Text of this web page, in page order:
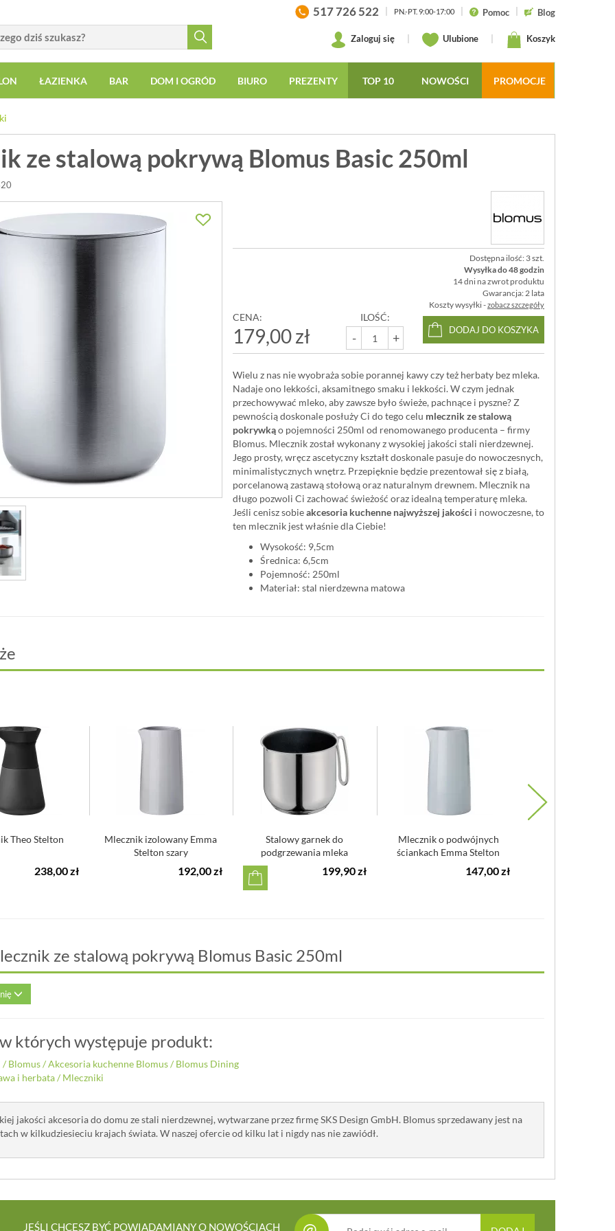
517 726 522 PN.-PT. 9:00-17:00 Pomoc Blog
Zaloguj się Ulubione Koszyk
ŁAZIENKA BAR DOM I OGRÓD BIURO PREZENTY TOP 10 NOWOŚCI PROMOCJE
ze stalową pokrywą Blomus Basic 250ml
Dostępna ilość: 3 szt.
Wysyłka do 48 godzin
14 dni na zwrot produktu
Gwarancja: 2 lata
Koszty wysyłki -zobacz szczegóły
CENA:
179,00 zł
ILOŚĆ:
- +
DODAJ DO KOSZYKA
Wielu z nas nie wyobraża sobie porannej kawy czy też herbaty bez mleka.
Nadaje ono lekkości, aksamitnego smaku i lekkości. W czym jednak
przechowywać mleko, aby zawsze było świeże, pachnące i pyszne? Z
pewnością doskonale posłuży Ci do tego celu mlecznik ze stalową
pokrywkąo pojemności 250ml od renomowanego producenta – firmy
Blomus. Mlecznik został wykonany z wysokiej jakości stali nierdzewnej.
Jego prosty, wręcz ascetyczny kształt doskonale pasuje do nowoczesnych,
minimalistycznych wnętrz. Przepięknie będzie prezentował się z białą,
porcelanową zastawą stołową oraz naturalnym drewnem. Mlecznik na
długo pozwoli Ci zachować świeżość oraz idealną temperaturę mleka.
Jeśli cenisz sobieakcesoria kuchenne najwyższej jakości i nowoczesne, to
ten mlecznik jest właśnie dla Ciebie!
Wysokość: 9,5cm
Średnica: 6,5cm
Pojemność: 250ml
Materiał: stal nierdzewna matowa
Theo Stelton
238,00 zł
Mlecznik izolowany Emma
Stelton szary
192,00 zł
Stalowy garnek do
podgrzewania mleka
Kuchenprofi199,90 zł
Mlecznik o podwójnych
ściankach Emma Stelton
147,00 zł
ze stalową pokrywą Blomus Basic 250ml
których występuje produkt:
/ Blomus/Akcesoria kuchenne Blomus/ Blomus Dining
i herbata/ Mleczniki
jakości akcesoria do domu ze stali nierdzewnej, wytwarzane przez firmę SKS Design GmbH. Blomus sprzedawany jest na
w kilkudziesieciu krajach świata. W naszej ofercie od kilku lat i nigdy nas nie zawiódł.
JEŚLI CHCESZ BYĆ POWIADAMIANY O NOWOŚCIACH